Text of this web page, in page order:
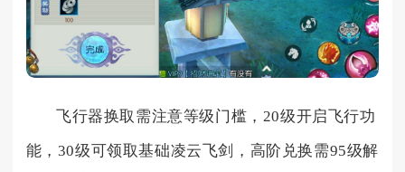
飞行器换取需注意等级门槛，20级开启飞行功
能，30级可领取基础凌云飞剑，高阶兑换需95级解